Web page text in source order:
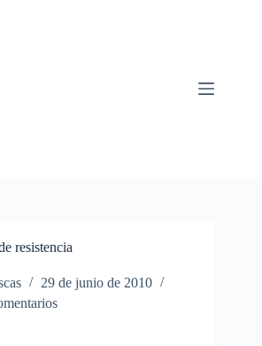
resistencia
29 de junio de 2010